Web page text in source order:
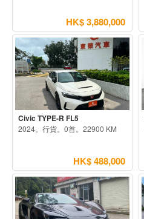
HK$ 3,880,000
Civic TYPE-R FL5
2024。行貨。0首。22900 KM
HK$ 488,000